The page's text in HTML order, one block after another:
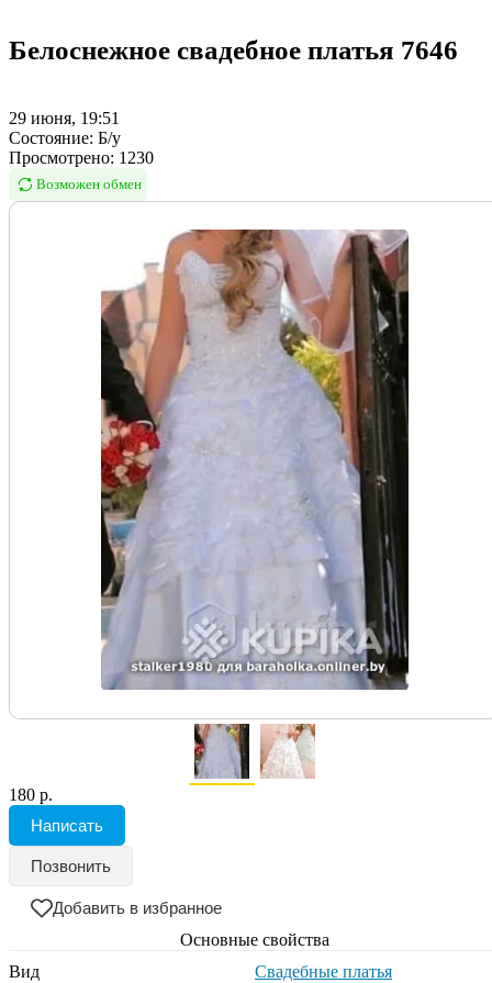
Белоснежное свадебное платья 7646
29 июня, 19:51
Состояние: Б/у
Просмотрено: 1230
Возможен обмен
180 р.
Написать
Позвонить
Добавить в избранное
Основные свойства
Вид
Свадебные платья